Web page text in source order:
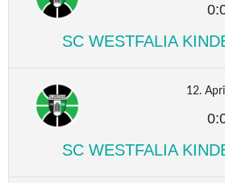
SC WESTFALIA
12.
SC WESTFALIA